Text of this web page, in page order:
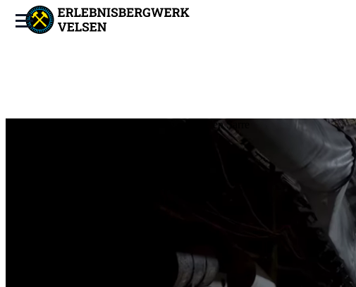
Un monument important de l'industrie minière en Sarre